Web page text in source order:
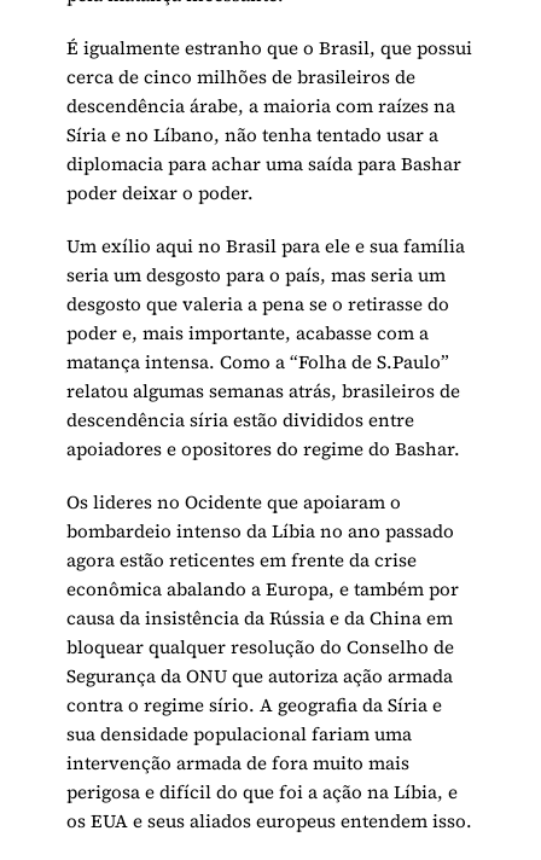
É igualmente estranho que o Brasil, que possui
cerca de cinco milhões de brasileiros de
descendência árabe, a maioria com raízes na
Síria e no Líbano, não tenha tentado usar a
diplomacia para achar uma saída para Bashar
poder deixar o poder.
Um exílio aqui no Brasil para ele e sua família
seria um desgosto para o país, mas seria um
desgosto que valeria a pena se o retirasse do
poder e, mais importante, acabasse com a
matança intensa. Como a “Folha de S.Paulo”
relatou algumas semanas atrás, brasileiros de
descendência síria estão divididos entre
apoiadores e opositores do regime do Bashar.
Os lideres no Ocidente que apoiaram o
bombardeio intenso da Líbia no ano passado
agora estão reticentes em frente da crise
econômica abalando a Europa, e também por
causa da insistência da Rússia e da China em
bloquear qualquer resolução do Conselho de
Segurança da ONU que autoriza ação armada
contra o regime sírio. A geografia da Síria e
sua densidade populacional fariam uma
intervenção armada de fora muito mais
perigosa e difícil do que foi a ação na Líbia, e
os EUA e seus aliados europeus entendem isso.